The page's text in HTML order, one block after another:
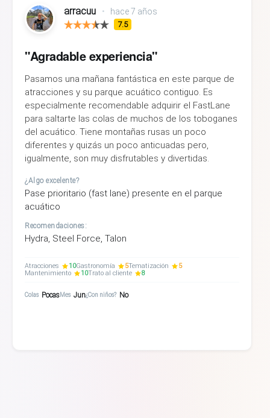
arracuu • hace 7 años
7.5
"Agradable experiencia"
Pasamos una mañana fantástica en este parque de
atracciones y su parque acuático contiguo. Es
especialmente recomendable adquirir el FastLane
para saltarte las colas de muchos de los toboganes
del acuático. Tiene montañas rusas un poco
diferentes y quizás un poco anticuadas pero,
igualmente, son muy disfrutables y divertidas.
¿Algo excelente?
Pase prioritario (fast lane) presente en el parque
acuático
Recomendaciones:
Hydra, Steel Force, Talon
Atracciones 10Gastronomía 5Tematización
5
Mantenimiento
10Trato al cliente 8
Colas PocasMes Jun¿Con niños? No